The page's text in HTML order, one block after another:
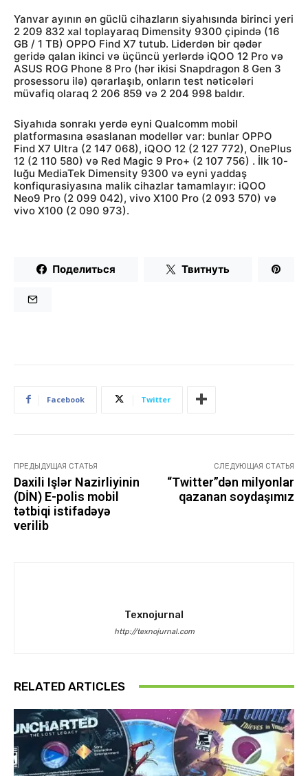
Yanvar ayının ən güclü cihazların siyahısında birinci yeri
2 209 832 xal toplayaraq Dimensity 9300 çipində (16
GB / 1 TB) OPPO Find X7 tutub. Liderdən bir qədər
geridə qalan ikinci və üçüncü yerlərdə iQOO 12 Pro və
ASUS ROG Phone 8 Pro (hər ikisi Snapdragon 8 Gen 3
prosessoru ilə) qərarlaşıb, onların test nəticələri
müvafiq olaraq 2 206 859 və 2 204 998 baldır.
Siyahıda sonrakı yerdə eyni Qualcomm mobil
platformasına əsaslanan modellər var: bunlar OPPO
Find X7 Ultra (2 147 068), iQOO 12 (2 127 772), OnePlus
12 (2 110 580) və Red Magic 9 Pro+ (2 107 756) . İlk 10-
luğu MediaTek Dimensity 9300 və eyni yaddaş
konfiqurasiyasına malik cihazlar tamamlayır: iQOO
Neo9 Pro (2 099 042), vivo X100 Pro (2 093 570) və
vivo X100 (2 090 973).
Поделиться Твитнуть
Facebook Twitter
ПРЕДЫДУЩАЯ СТАТЬЯ
Daxili Işlər Nazirliyinin
(DİN) E-polis mobil
tətbiqi istifadəyə
verilib
СЛЕДУЮЩАЯ СТАТЬЯ
“Twitter”dən milyonlar
qazanan soydaşımız
Texnojurnal
http://texnojurnal.com
RELATED ARTICLES